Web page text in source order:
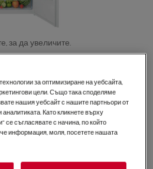
за да увеличите.
вграждане
за оптимизиране на уебсайта,
цели. Също така споделяме
нашия уебсайт с нашите партньори от
Като кликнете върху
се съгласявате с начина, по който
информация, моля, посетете нашата